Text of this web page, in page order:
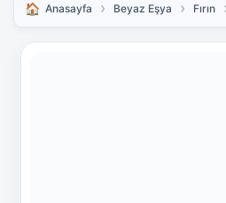
Anasayfa Beyaz Eşya Fırın